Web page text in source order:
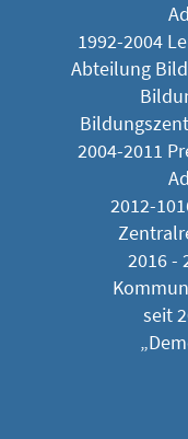
1992-2004
Abteilung
2004-2011
2012-
2016 -
seit